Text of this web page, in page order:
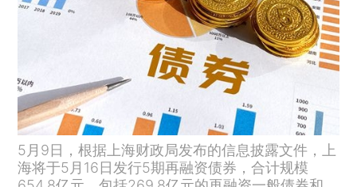
5月9日，根据上海财政局发布的信息披露文件，上
海将于5月16日发行5期再融资债券，合计规模